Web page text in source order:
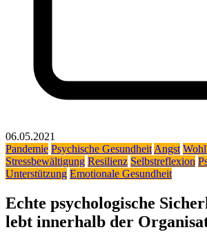
06.05.2021
Pandemie Psychische Gesundheit Angst
Stressbewältigung Resilienz Selbstreflexion
Unterstützung Emotionale Gesundheit
Echte psychologische
lebt innerhalb der